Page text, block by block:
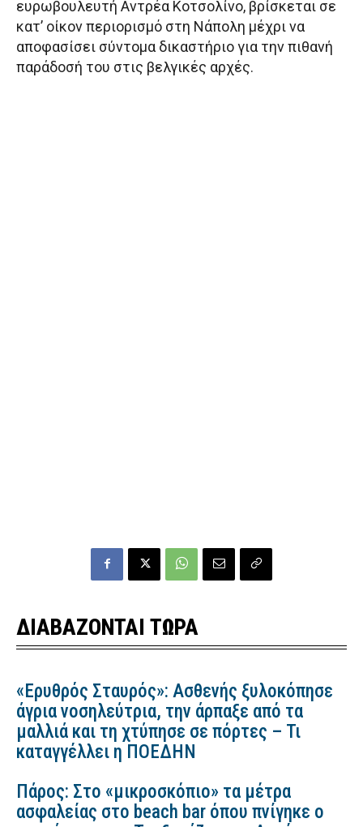
ευρωβουλευτή Αντρέα Κοτσολίνο, βρίσκεται σε
κατ’ οίκον περιορισμό στη Νάπολη μέχρι να
αποφασίσει σύντομα δικαστήριο για την πιθανή
παράδοσή του στις βελγικές αρχές.
ΔΙΑΒΑΖΟΝΤΑΙ ΤΩΡΑ
«Ερυθρός Σταυρός»: Ασθενής ξυλοκόπησε
άγρια νοσηλεύτρια, την άρπαξε από τα
μαλλιά και τη χτύπησε σε πόρτες – Τι
καταγγέλλει η ΠΟΕΔΗΝ
Πάρος: Στο «μικροσκόπιο» τα μέτρα
ασφαλείας στο beach bar όπου πνίγηκε ο